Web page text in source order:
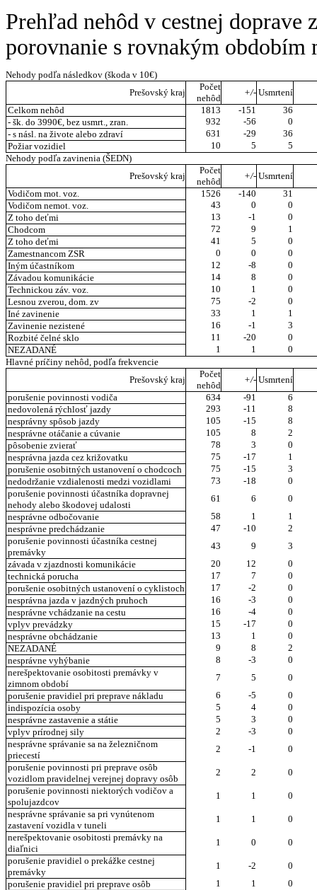
Prehľad nehôd v cestnej doprave
porovnanie s rovnakým
Nehody podľa následkov (škoda v 10€)
Prešovský kraj
Počet
nehôd
+/- Usmrtení
Celkom nehôd
1813 -151
36
- šk. do 3990€, bez usmrt., zran.
932 -56
0
- s násl. na živote alebo zdraví
631 -29
36
Požiar vozidiel
10 5
5
Nehody podľa zavinenia (ŠEDN)
Prešovský kraj
Počet
nehôd
+/- Usmrtení
Vodičom mot. voz.
1526 -140
31
Vodičom nemot. voz.
43 0
0
Z toho deťmi
13 -1
0
Chodcom
72 9
1
Z toho deťmi
41 5
0
Zamestnancom ZSR
0 0
0
Iným účastníkom
12 -8
0
Závadou komunikácie
14 8
0
Technickou záv. voz.
10 1
0
Lesnou zverou, dom. zv
75 -2
0
Iné zavinenie
33 1
1
Zavinenie nezistené
16 -1
3
Rozbité čelné sklo
11 -20
0
NEZADANÉ
1 1
0
Hlavné príčiny nehôd, podľa frekvencie
Prešovský kraj
Počet
nehôd
+/- Usmrtení
porušenie povinnosti vodiča
634 -91
6
nedovolená rýchlosť jazdy
293 -11
8
nesprávny spôsob jazdy
105 -15
8
nesprávne otáčanie a cúvanie
105 8
2
pôsobenie zvierať
78 3
0
nesprávna jazda cez križovatku
75 -17
1
porušenie osobitných ustanovení o chodcoch
75 -15
3
nedodržanie vzdialenosti medzi vozidlami
73 -18
0
porušenie povinnosti účastníka dopravnej
nehody alebo škodovej udalosti
61 6
0
nesprávne odbočovanie
58 1
1
nesprávne predchádzanie
47 -10
2
porušenie povinnosti účastníka cestnej
premávky
43 9
3
závada v zjazdnosti komunikácie
20 12
0
technická porucha
17 7
0
porušenie osobitných ustanovení o cyklistoch
17 -2
0
nesprávna jazda v jazdných pruhoch
16 -3
0
nesprávne vchádzanie na cestu
16 -4
0
vplyv prevádzky
15 -17
0
nesprávne obchádzanie
13 1
0
NEZADANÉ
9 8
2
nesprávne vyhýbanie
8 -3
0
nerešpektovanie osobitosti premávky v
zimnom období
7 5
0
porušenie pravidiel pri preprave nákladu
6 -5
0
indispozícia osoby
5 4
0
nesprávne zastavenie a státie
5 3
0
vplyv prírodnej sily
2 -3
0
nesprávne správanie sa na železničnom
priecestí
2 -1
0
porušenie povinnosti pri preprave osôb
vozidlom pravidelnej verejnej dopravy osôb
2 2
0
porušenie povinnosti niektorých vodičov a
spolujazdcov
1 1
0
nesprávne správanie sa pri vynútenom
zastavení vozidla v tuneli
1 1
0
nerešpektovanie osobitosti premávky na
diaľnici
1 0
0
porušenie pravidiel o prekážke cestnej
premávky
1 -2
0
porušenie pravidiel pri preprave osôb
1 1
0